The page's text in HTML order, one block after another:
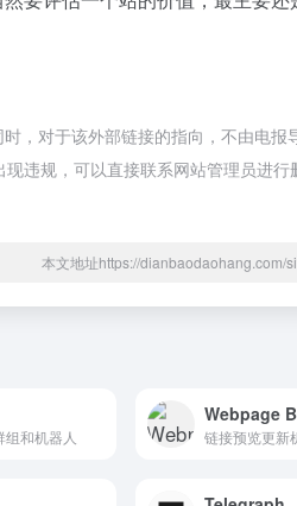
，对于该外部链接的指向，不由电报
违规，可以直接联系网站管理员进行
本文地址https://dianbaodaohang.com/
和机器人
Webpage
链接预览更新